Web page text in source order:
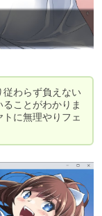
従わらず負えない
ことがわかりま
に無理やりフェ